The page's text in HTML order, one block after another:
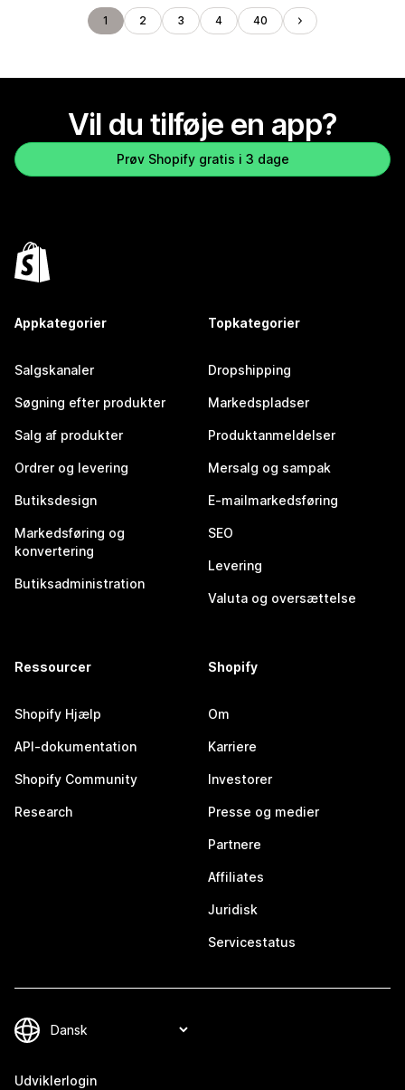
1 2 3 4 40
Vil du tilføje en app?
Prøv Shopify gratis i 3 dage
Appkategorier
Salgskanaler
Søgning efter produkter
Salg af produkter
Ordrer og levering
Butiksdesign
Markedsføring og
konvertering
Butiksadministration
Topkategorier
Dropshipping
Markedspladser
Produktanmeldelser
Mersalg og sampak
E-mailmarkedsføring
SEO
Levering
Valuta og oversættelse
Ressourcer
Shopify Hjælp
API-dokumentation
Shopify Community
Research
Shopify
Om
Karriere
Investorer
Presse og medier
Partnere
Affiliates
Juridisk
Servicestatus
Udviklerlogin